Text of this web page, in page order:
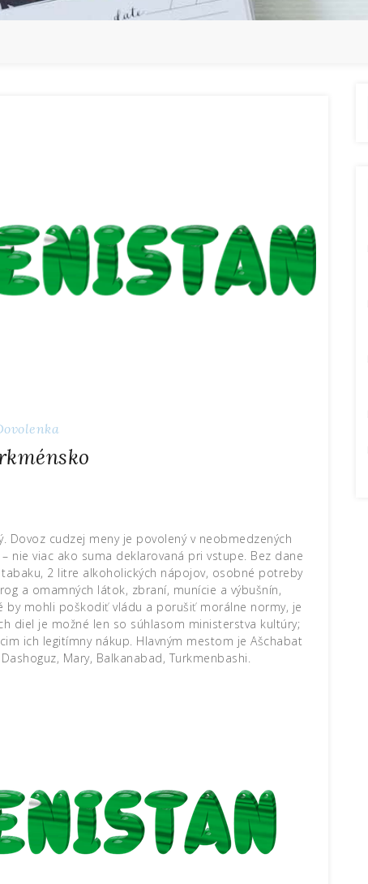
Dovoz cudzej meny je povolený v neobmedzených
nie viac ako suma deklarovaná pri vstupe. Bez dane
2 litre alkoholických nápojov, osobné potreby
a omamných látok, zbraní, munície a výbušnín,
by mohli poškodiť vládu a porušiť morálne normy, je
diel je možné len so súhlasom ministerstva kultúry;
ich legitímny nákup. Hlavným mestom je Ašchabat
Mary, Balkanabad, Turkmenbashi.